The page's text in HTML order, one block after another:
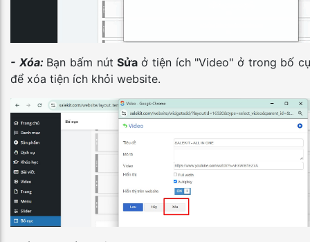
- Xóa: Bạn bấm nútSửaở tiện ích "Video" ở trong bố
để xóa tiện ích khỏi website.